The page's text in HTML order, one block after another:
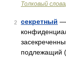
Толковый
2 секретный —
подлежащий